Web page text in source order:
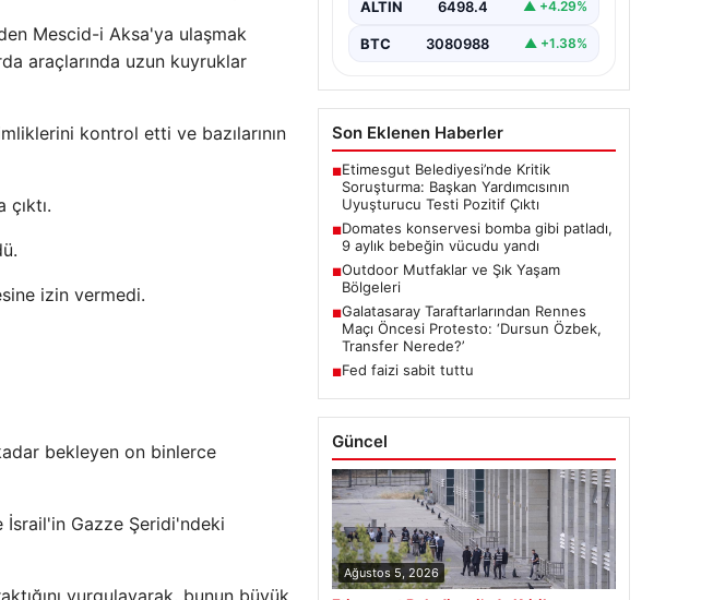
Mescid-i Aksa'ya ulaşmak
araçlarında uzun kuyruklar
kontrol etti ve bazılarının
izin vermedi.
bekleyen on binlerce
İsrail'in Gazze Şeridi'ndeki
ALTIN 6498.4 ▲ +4.29%
BTC 3080988 ▲ +1.38%
Son Eklenen Haberler
■Etimesgut Belediyesi’nde Kritik
Soruşturma: Başkan Yardımcısının
Uyuşturucu Testi Pozitif Çıktı
■Domates konservesi bomba gibi patladı,
9 aylık bebeğin vücudu yandı
■Outdoor Mutfaklar ve Şık Yaşam
Bölgeleri
■Galatasaray Taraftarlarından Rennes
Maçı Öncesi Protesto: ‘Dursun Özbek,
Transfer Nerede?’
■Fed faizi sabit tuttu
Güncel
Ağustos 5, 2026